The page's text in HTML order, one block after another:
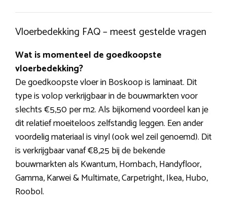
Vloerbedekking FAQ – meest gestelde vragen
Wat is momenteel de goedkoopste
vloerbedekking?
De goedkoopste vloer in Boskoop is laminaat. Dit
type is volop verkrijgbaar in de bouwmarkten voor
slechts €5,50 per m2. Als bijkomend voordeel kan je
dit relatief moeiteloos zelfstandig leggen. Een ander
voordelig materiaal is vinyl (ook wel zeil genoemd). Dit
is verkrijgbaar vanaf €8,25 bij de bekende
bouwmarkten als Kwantum, Hornbach, Handyfloor,
Gamma, Karwei & Multimate, Carpetright, Ikea, Hubo,
Roobol.